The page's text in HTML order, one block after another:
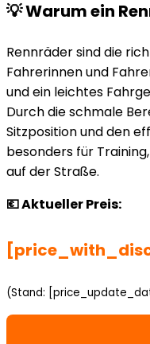
💡 Warum ein
Rennräder sind die
Fahrerinnen und
und ein leichtes
Durch die schmale
Sitzposition und den
besonders für
auf der Straße.
💶 Aktueller Preis:
(Stand: